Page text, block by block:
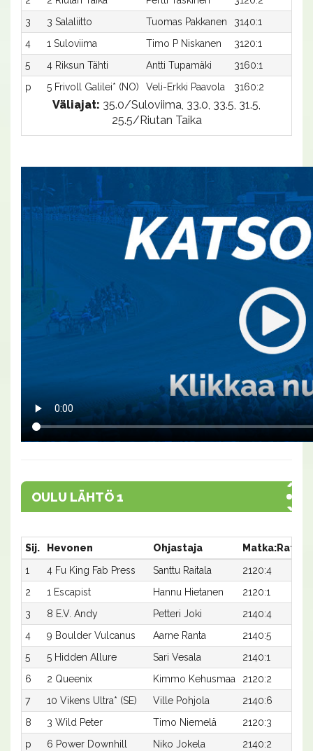
3
3 Salaliitto Tuomas Pakkanen 3140:1
4
1 Suloviima Timo P Niskanen 3120:1
5
4 Riksun Tähti Antti Tupamäki 3160:1
p
5 Frivoll Galilei* (NO) Veli-Erkki Paavola 3160:2
Väliajat: 35.0/Suloviima, 33.0, 33.5, 31.5,
25.5/Riutan Taika
OULU LÄHTÖ 1
Sij. Hevonen Ohjastaja Matka:Rata
1
4 Fu King Fab Press Santtu Raitala 2120:4
2
1 Escapist Hannu Hietanen 2120:1
3
8 E.V. Andy Petteri Joki 2140:4
4
9 Boulder Vulcanus Aarne Ranta 2140:5
5
5 Hidden Allure Sari Vesala 2140:1
6
2 Queenix Kimmo Kehusmaa 2120:2
7
10 Vikens Ultra* (SE) Ville Pohjola 2140:6
8
3 Wild Peter Timo Niemelä 2120:3
p
6 Power Downhill Niko Jokela 2140:2